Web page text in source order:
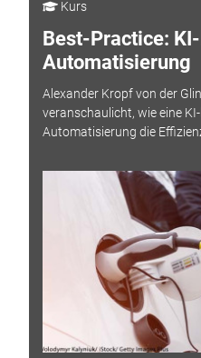
Kurs
Best-Practice:
Automatisierung
Alexander Kropf von der
veranschaulicht, wie eine
Automatisierung die